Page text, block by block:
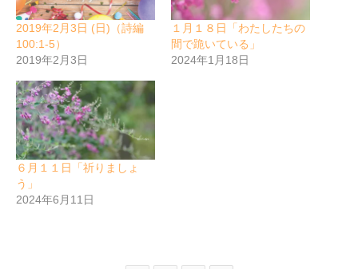
2019年2月3日 (日)（詩編
100:1-5）
2019年2月3日
１月１８日「わたしたちの
間で跪いている」
2024年1月18日
６月１１日「祈りましょ
う」
2024年6月11日